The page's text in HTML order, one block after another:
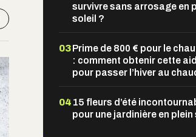
survivre sans arrosage en
soleil ?
03Prime de 800 € pour le
: comment obtenir cette
pour passer l’hiver au
04 15 fleurs d’été
pour une jardinière en plein